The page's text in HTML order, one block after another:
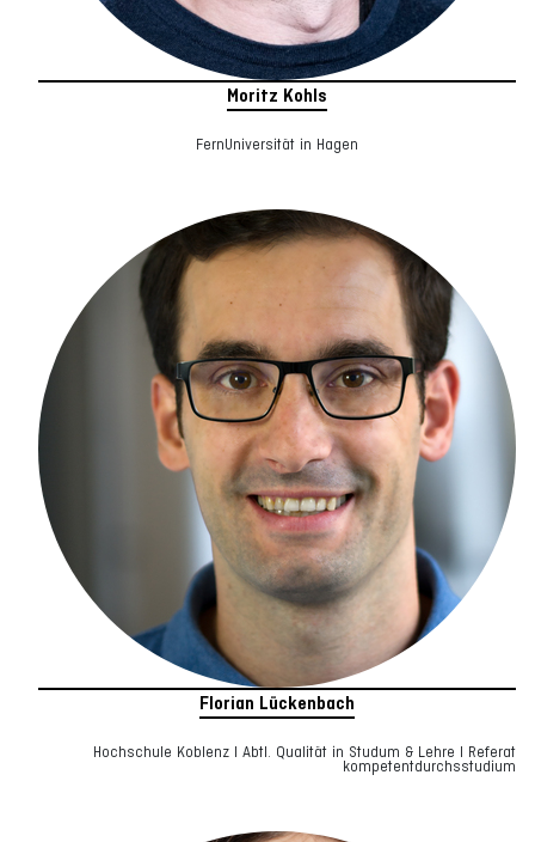
Moritz Kohls
FernUniversität in Hagen
Florian Lückenbach
Hochschule Koblenz I Abtl. Qualität in Studum & Lehre I Referat
kompetentdurchsstudium